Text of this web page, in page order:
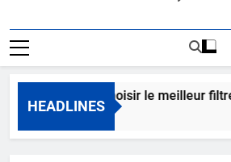
HEADLINES
Comment choisir le meilleur
1 Jour Ago